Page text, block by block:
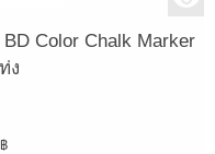
Color Chalk Marker
ง
฿